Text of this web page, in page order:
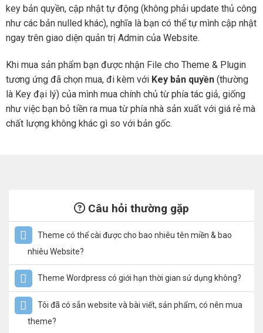
key bản quyền, cập nhật tự động (không phải update thủ công
như các bản nulled khác), nghĩa là bạn có thể tự mình cập nhật
ngay trên giao diện quản trị Admin của Website.
Khi mua sản phẩm bạn được nhận File cho Theme & Plugin
tương ứng đã chọn mua, đi kèm với Key bản quyền (thường
là Key đại lý) của mình mua chính chủ từ phía tác giả, giống
như việc bạn bỏ tiền ra mua từ phía nhà sản xuất với giá rẻ mà
chất lượng không khác gì so với bản gốc.
Câu hỏi thường gặp
Theme có thể cài được cho bao nhiêu tên miền & bao
nhiêu Website?
Theme Wordpress có giới hạn thời gian sử dụng không?
Tôi đã có sẵn website và bài viết, sản phẩm, có nên mua
theme?